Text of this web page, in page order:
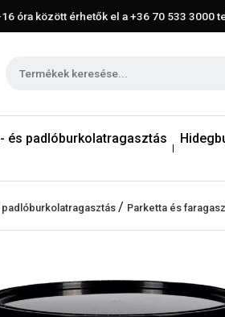
óra között érhetők el a+36 70 533 3000
és padlóburkolatragasztás
/ Parketta és